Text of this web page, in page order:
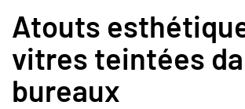
Atouts
vitres teintées
bureaux